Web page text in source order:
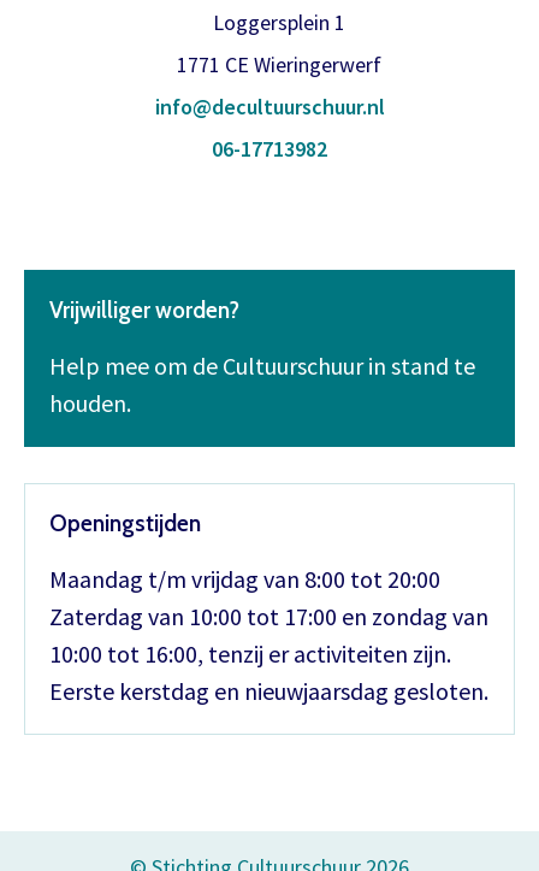
Loggersplein 1
1771 CE Wieringerwerf
info@decultuurschuur.nl
06-17713982
Vrijwilliger worden?
Help mee om de Cultuurschuur in stand te
houden.
Openingstijden
Maandag t/m vrijdag van 8:00 tot 20:00
Zaterdag van 10:00 tot 17:00 en zondag van
10:00 tot 16:00, tenzij er activiteiten zijn.
Eerste kerstdag en nieuwjaarsdag gesloten.